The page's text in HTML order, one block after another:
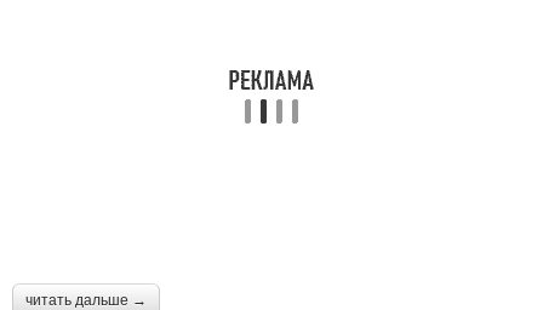
читать дальше →